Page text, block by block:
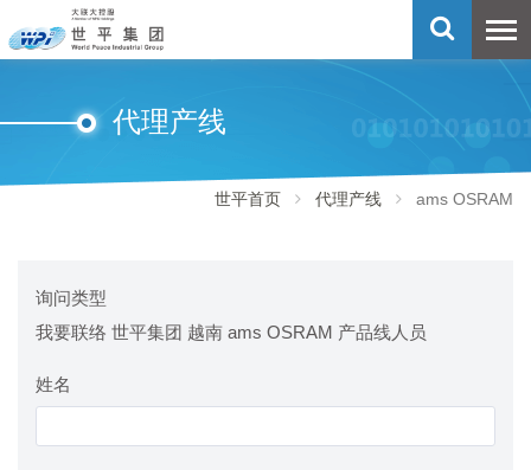
代理产线
世平首页 代理产线 ams OSRAM
询问类型
我要联络 世平集团 越南 ams OSRAM 产品线人员
姓名